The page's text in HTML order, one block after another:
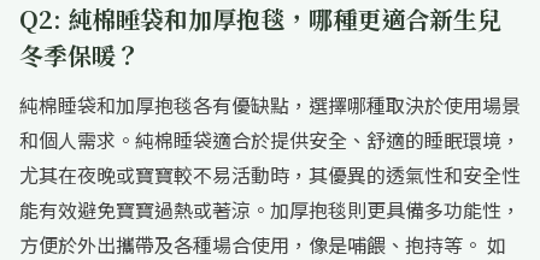
Q2: 純棉睡袋和加厚抱毯，哪種更適合新生兒
冬季保暖？
純棉睡袋和加厚抱毯各有優缺點，選擇哪種取決於使用場景
和個人需求。純棉睡袋適合於提供安全、舒適的睡眠環境，
尤其在夜晚或寶寶較不易活動時，其優異的透氣性和安全性
能有效避免寶寶過熱或著涼。加厚抱毯則更具備多功能性，
方便於外出攜帶及各種場合使用，像是哺餵、抱持等。 如